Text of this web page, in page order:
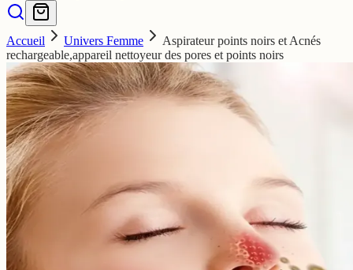
Accueil Univers Femme
Aspirateur points noirs et Acnés
rechargeable,appareil nettoyeur des pores et points noirs